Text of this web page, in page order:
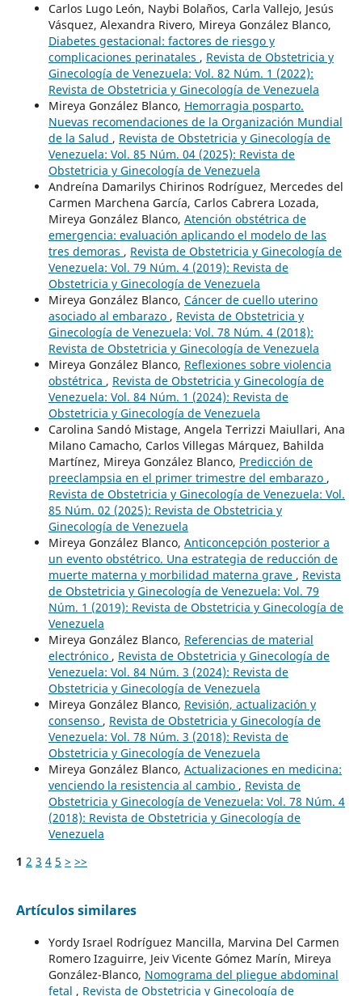
Carlos Lugo León, Naybi Bolaños, Carla Vallejo, Jesús
Vásquez, Alexandra Rivero, Mireya González Blanco,
Diabetes gestacional: factores de riesgo y
complicaciones perinatales , Revista de Obstetricia y
Ginecología de Venezuela: Vol. 82 Núm. 1 (2022):
Revista de Obstetricia y Ginecología de Venezuela
Mireya González Blanco, Hemorragia posparto.
Nuevas recomendaciones de la Organización Mundial
de la Salud , Revista de Obstetricia y Ginecología de
Venezuela: Vol. 85 Núm. 04 (2025): Revista de
Obstetricia y Ginecología de Venezuela
Andreína Damarilys Chirinos Rodríguez, Mercedes del
Carmen Marchena García, Carlos Cabrera Lozada,
Mireya González Blanco, Atención obstétrica de
emergencia: evaluación aplicando el modelo de las
tres demoras , Revista de Obstetricia y Ginecología de
Venezuela: Vol. 79 Núm. 4 (2019): Revista de
Obstetricia y Ginecología de Venezuela
Mireya González Blanco, Cáncer de cuello uterino
asociado al embarazo , Revista de Obstetricia y
Ginecología de Venezuela: Vol. 78 Núm. 4 (2018):
Revista de Obstetricia y Ginecología de Venezuela
Mireya González Blanco, Reflexiones sobre violencia
obstétrica , Revista de Obstetricia y Ginecología de
Venezuela: Vol. 84 Núm. 1 (2024): Revista de
Obstetricia y Ginecología de Venezuela
Carolina Sandó Mistage, Angela Terrizzi Maiullari, Ana
Milano Camacho, Carlos Villegas Márquez, Bahilda
Martínez, Mireya González Blanco, Predicción de
preeclampsia en el primer trimestre del embarazo ,
Revista de Obstetricia y Ginecología de Venezuela: Vol.
85 Núm. 02 (2025): Revista de Obstetricia y
Ginecología de Venezuela
Mireya González Blanco, Anticoncepción posterior a
un evento obstétrico. Una estrategia de reducción de
muerte materna y morbilidad materna grave , Revista
de Obstetricia y Ginecología de Venezuela: Vol. 79
Núm. 1 (2019): Revista de Obstetricia y Ginecología de
Venezuela
Mireya González Blanco, Referencias de material
electrónico , Revista de Obstetricia y Ginecología de
Venezuela: Vol. 84 Núm. 3 (2024): Revista de
Obstetricia y Ginecología de Venezuela
Mireya González Blanco, Revisión, actualización y
consenso , Revista de Obstetricia y Ginecología de
Venezuela: Vol. 78 Núm. 3 (2018): Revista de
Obstetricia y Ginecología de Venezuela
Mireya González Blanco, Actualizaciones en medicina:
venciendo la resistencia al cambio , Revista de
Obstetricia y Ginecología de Venezuela: Vol. 78 Núm. 4
(2018): Revista de Obstetricia y Ginecología de
Venezuela
1 2 3 4 5 > >>
Artículos similares
Yordy Israel Rodríguez Mancilla, Marvina Del Carmen
Romero Izaguirre, Jeiv Vicente Gómez Marín, Mireya
González-Blanco, Nomograma del pliegue abdominal
fetal , Revista de Obstetricia y Ginecología de